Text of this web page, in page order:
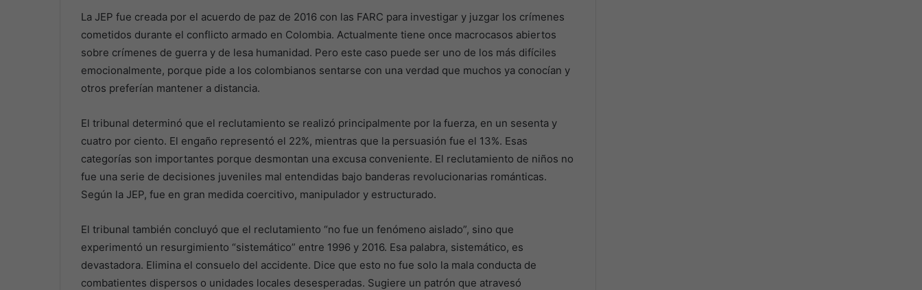
La JEP fue creada por el acuerdo de paz de 2016 con las FARC para investigar y juzgar los crímenes
cometidos durante el conflicto armado en Colombia. Actualmente tiene once macrocasos abiertos
sobre crímenes de guerra y de lesa humanidad. Pero este caso puede ser uno de los más difíciles
emocionalmente, porque pide a los colombianos sentarse con una verdad que muchos ya conocían y
otros preferían mantener a distancia.
El tribunal determinó que el reclutamiento se realizó principalmente por la fuerza, en un sesenta y
cuatro por ciento. El engaño representó el 22%, mientras que la persuasión fue el 13%. Esas
categorías son importantes porque desmontan una excusa conveniente. El reclutamiento de niños no
fue una serie de decisiones juveniles mal entendidas bajo banderas revolucionarias románticas.
Según la JEP, fue en gran medida coercitivo, manipulador y estructurado.
El tribunal también concluyó que el reclutamiento “no fue un fenómeno aislado”, sino que
experimentó un resurgimiento “sistemático” entre 1996 y 2016. Esa palabra, sistemático, es
devastadora. Elimina el consuelo del accidente. Dice que esto no fue solo la mala conducta de
combatientes dispersos o unidades locales desesperadas. Sugiere un patrón que atravesó